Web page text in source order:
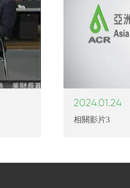
2024.01.24
相關影片3